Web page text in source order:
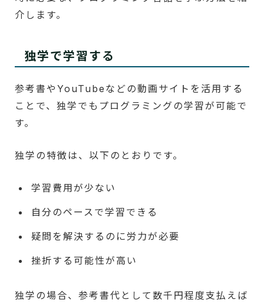
介します。
独学で学習する
参考書やYouTubeなどの動画サイトを活用する
ことで、独学でもプログラミングの学習が可能で
す。
独学の特徴は、以下のとおりです。
学習費用が少ない
自分のペースで学習できる
疑問を解決するのに労力が必要
挫折する可能性が高い
独学の場合、参考書代として数千円程度支払えば